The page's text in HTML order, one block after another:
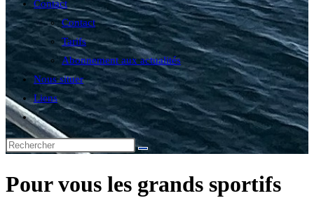
Contact
Contact
Tarifs
Abonnement aux actualités
Nous situer
Liens
Toggle
website
search
Pour vous les grands sportifs